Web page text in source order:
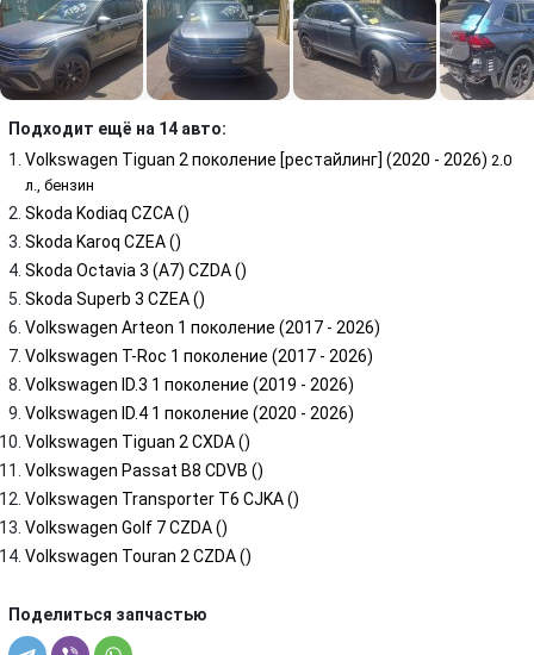
Подходит ещё на 14 авто:
Volkswagen Tiguan 2 поколение [рестайлинг] (2020 - 2026) 2.0
л., бензин
Skoda Kodiaq CZCA ()
Skoda Karoq CZEA ()
Skoda Octavia 3 (A7) CZDA ()
Skoda Superb 3 CZEA ()
Volkswagen Arteon 1 поколение (2017 - 2026)
Volkswagen T-Roc 1 поколение (2017 - 2026)
Volkswagen ID.3 1 поколение (2019 - 2026)
Volkswagen ID.4 1 поколение (2020 - 2026)
Volkswagen Tiguan 2 CXDA ()
Volkswagen Passat B8 CDVB ()
Volkswagen Transporter T6 CJKA ()
Volkswagen Golf 7 CZDA ()
Volkswagen Touran 2 CZDA ()
Поделиться запчастью